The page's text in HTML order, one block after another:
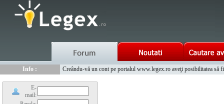
Info :
Creându-vă un cont pe portalul www.legex.ro aveţi posibilitatea să
E-
mail: